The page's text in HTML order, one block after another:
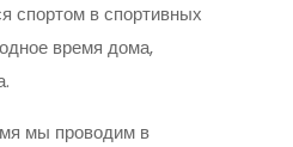
спортом в спортивных
время дома,
мы проводим в